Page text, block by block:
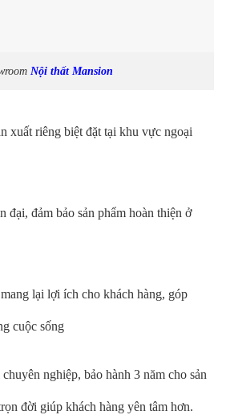
Nội thất Mansion
xuất riêng biệt đặt tại khu vực ngoại
đại, đảm bảo sản phẩm hoàn thiện ở
lại lợi ích cho khách hàng, góp
cuộc sống
nghiệp, bảo hành 3 năm cho sản
đời giúp khách hàng yên tâm hơn.